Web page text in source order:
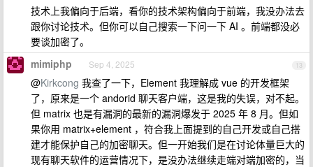
技术上我偏向于后端，看你的技术架构偏向于前端，我没办法去
跟你讨论技术。但你可以自己搜索一下问一下 AI 。前端都没必
要谈加密了。
13
mimiphp Sep 4, 2025
@Kirkcong 我查了一下，Element 我理解成 vue 的开发框架
了，原来是一个 andorid 聊天客户端，这是我的失误，对不起。
但 matrix 也是有漏洞的最新的漏洞爆发于 2025 年 8 月。但如
果你用 matrix+element ，符合我上面提到的自己开发或自己搭
建才能保护自己的加密聊天。但一开始我们是在讨论体量巨大的
现有聊天软件的运营情况下，是没办法继续走端对端加密的，当